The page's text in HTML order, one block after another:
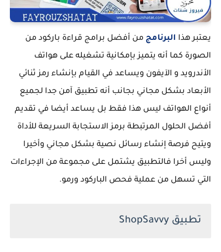
يعتبر هذا البرنامج من أفضل برامج قراءة باركود من
الصورة كما أنه يتميز بإمكانية تشغيله على هواتف
الأندرويد و الآيفون ويساعد في القيام بإنشاء رمز ثنائي
الأبعاد بشكل مجاني بجانب أنه تطبيق آمن جدا لجميع
أنواع الهواتف ليس هذا فقط بل يساعد أيضا في تقديم
أفضل الحلول المرتبطة برمز الاستجابة السريعة للأداة
ويتيح فرصة إنشاء رسائل نصية بشكل مجاني وأخيرا
وليس أخرا فالتطبيق يشتمل على مجموعة من الإجراءات
التي تسهل من عملية فحص الباركود ورمو.
تطبيق ShopSavvy